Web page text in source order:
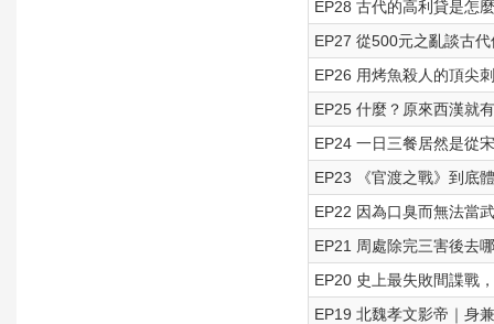
EP28 古代的高利貸是怎
EP27 從500元之亂談古
EP26 用烤魚殺人的頂尖
EP25 什麼？原來西漢就
EP24 一日三餐居然是從
EP23 《官渡之戰》到底
EP22 因為口臭而無法當
EP21 周處除完三害後去
EP20 史上最失敗間諜戰
EP19 北魏孝文影帝｜身